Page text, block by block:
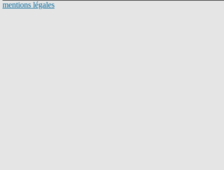
mentions légales